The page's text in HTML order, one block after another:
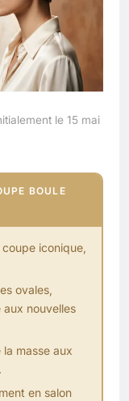
le 15 mai
BOULE
iconique,
ovales,
nouvelles
masse aux
en salon